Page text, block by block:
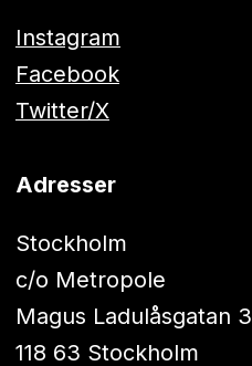
Instagram
Facebook
Twitter/X
Adresser
Stockholm
c/o Metropole
Magus Ladulåsgatan 3
118 63 Stockholm